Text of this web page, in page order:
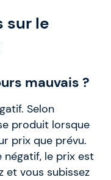
sur le
mauvais ?
Selon
produit lorsque
prix que prévu.
négatif, le prix est
et vous subissez